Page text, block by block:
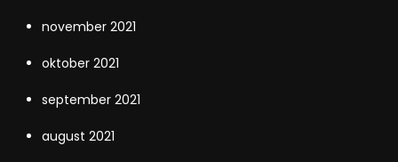
november 2021
oktober 2021
september 2021
august 2021